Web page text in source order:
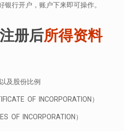
银行开户，账户下来即可操作。
册后所得资料
及股份比例
OF INCORPORATION）
OF INCORPORATION）